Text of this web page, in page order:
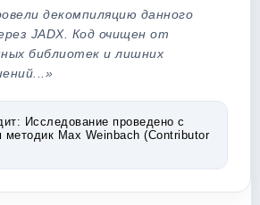
декомпиляцию данного
JADX. Код очищен от
библиотек и лишних
Исследование проведено с
методик Max Weinbach (Contributor